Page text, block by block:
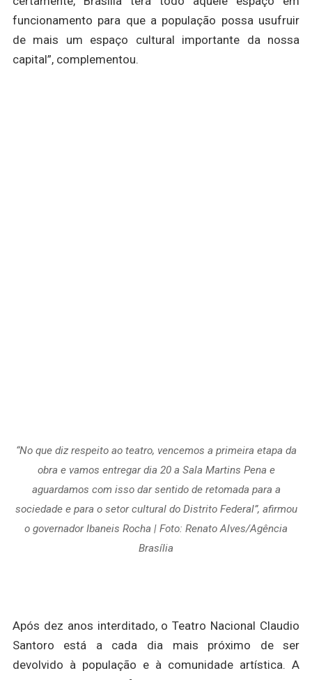
funcionamento para que a população possa usufruir
de mais um espaço cultural importante da nossa
capital”, complementou.
“No que diz respeito ao teatro, vencemos a primeira etapa da
obra e vamos entregar dia 20 a Sala Martins Pena e
aguardamos com isso dar sentido de retomada para a
sociedade e para o setor cultural do Distrito Federal”, afirmou
o governador Ibaneis Rocha | Foto: Renato Alves/Agência
Brasília
Após dez anos interditado, o Teatro Nacional Claudio
Santoro está a cada dia mais próximo de ser
devolvido à população e à comunidade artística. A